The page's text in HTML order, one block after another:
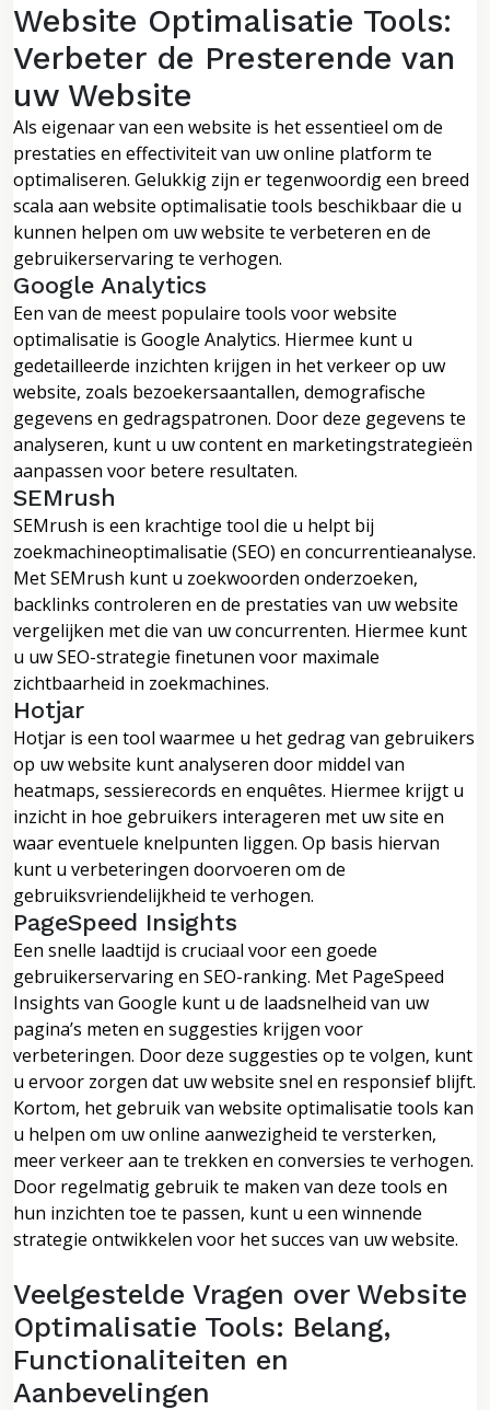
Website Optimalisatie Tools:
Verbeter de Presterende van
uw Website
Als eigenaar van een website is het essentieel om de
prestaties en effectiviteit van uw online platform te
optimaliseren. Gelukkig zijn er tegenwoordig een breed
scala aan website optimalisatie tools beschikbaar die u
kunnen helpen om uw website te verbeteren en de
gebruikerservaring te verhogen.
Google Analytics
Een van de meest populaire tools voor website
optimalisatie is Google Analytics. Hiermee kunt u
gedetailleerde inzichten krijgen in het verkeer op uw
website, zoals bezoekersaantallen, demografische
gegevens en gedragspatronen. Door deze gegevens te
analyseren, kunt u uw content en marketingstrategieën
aanpassen voor betere resultaten.
SEMrush
SEMrush is een krachtige tool die u helpt bij
zoekmachineoptimalisatie (SEO) en concurrentieanalyse.
Met SEMrush kunt u zoekwoorden onderzoeken,
backlinks controleren en de prestaties van uw website
vergelijken met die van uw concurrenten. Hiermee kunt
u uw SEO-strategie finetunen voor maximale
zichtbaarheid in zoekmachines.
Hotjar
Hotjar is een tool waarmee u het gedrag van gebruikers
op uw website kunt analyseren door middel van
heatmaps, sessierecords en enquêtes. Hiermee krijgt u
inzicht in hoe gebruikers interageren met uw site en
waar eventuele knelpunten liggen. Op basis hiervan
kunt u verbeteringen doorvoeren om de
gebruiksvriendelijkheid te verhogen.
PageSpeed ​​Insights
Een snelle laadtijd is cruciaal voor een goede
gebruikerservaring en SEO-ranking. Met PageSpeed ​​
Insights van Google kunt u de laadsnelheid van uw
pagina’s meten en suggesties krijgen voor
verbeteringen. Door deze suggesties op te volgen, kunt
u ervoor zorgen dat uw website snel en responsief blijft.
Kortom, het gebruik van website optimalisatie tools kan
u helpen om uw online aanwezigheid te versterken,
meer verkeer aan te trekken en conversies te verhogen.
Door regelmatig gebruik te maken van deze tools en
hun inzichten toe te passen, kunt u een winnende
strategie ontwikkelen voor het succes van uw website.
Veelgestelde Vragen over Website
Optimalisatie Tools: Belang,
Functionaliteiten en
Aanbevelingen